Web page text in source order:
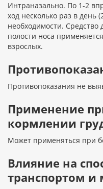
Интраназально. По 1-2
ход несколько раз в день
необходимости.
полости носа
взрослых.
Противопоказания не
Применение
кормлении
Может применяться при
Влияние на
транспортом